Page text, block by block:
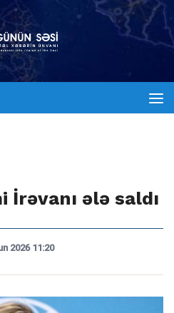
İrəvanı ələ saldı
2026 11:20